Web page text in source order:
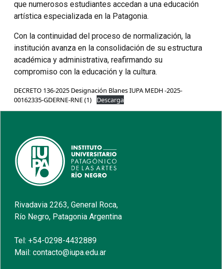
que numerosos estudiantes accedan a una educación
artística especializada en la Patagonia.
Con la continuidad del proceso de normalización, la
institución avanza en la consolidación de su estructura
académica y administrativa, reafirmando su
compromiso con la educación y la cultura.
DECRETO 136-2025 Designación Blanes IUPA MEDH -2025-
00162335-GDERNE-RNE (1)
Descarga
Rivadavia 2263, General Roca,
Río Negro, Patagonia Argentina
Tel: +54-0298-4432889
Mail: contacto@iupa.edu.ar